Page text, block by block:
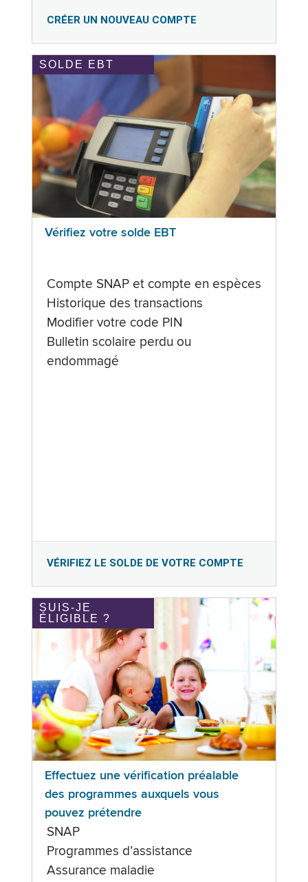
CRÉER UN NOUVEAU COMPTE
SOLDE EBT
Vérifiez votre solde EBT
Compte SNAP et compte en espèces
Historique des transactions
Modifier votre code PIN
Bulletin scolaire perdu ou
endommagé
VÉRIFIEZ LE SOLDE DE VOTRE COMPTE
SUIS-JE
ÉLIGIBLE ?
Effectuez une vérification préalable
des programmes auxquels vous
pouvez prétendre
SNAP
Programmes d’assistance
Assurance maladie